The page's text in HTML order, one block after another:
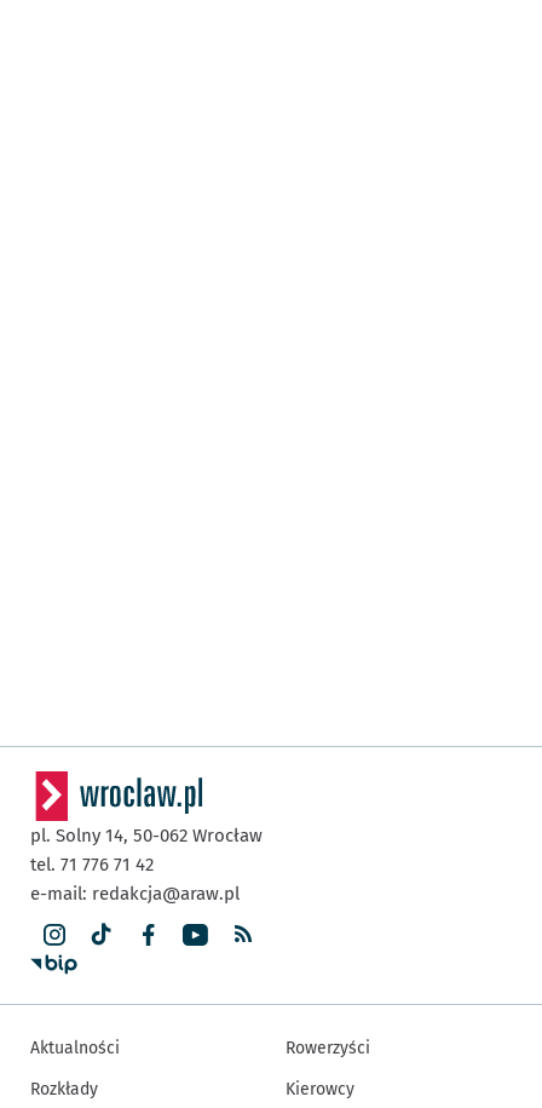
pl. Solny 14, 50-062 Wrocław
tel. 71 776 71 42
e-mail: redakcja@araw.pl
Aktualności
Rozkłady
Rowerzyści
Kierowcy